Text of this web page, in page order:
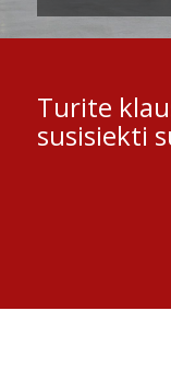
Turite
susisiekti